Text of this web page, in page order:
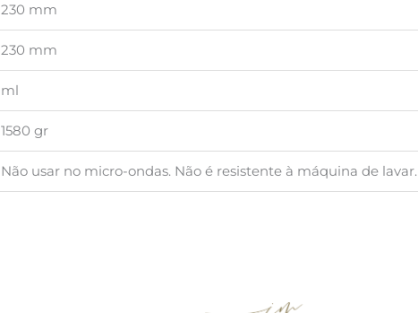
230 mm
230 mm
ml
1580 gr
Não usar no micro-ondas. Não é resistente à máquina de lavar.